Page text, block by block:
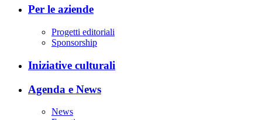
Per le aziende
Progetti editoriali
Sponsorship
Iniziative culturali
Agenda e News
News